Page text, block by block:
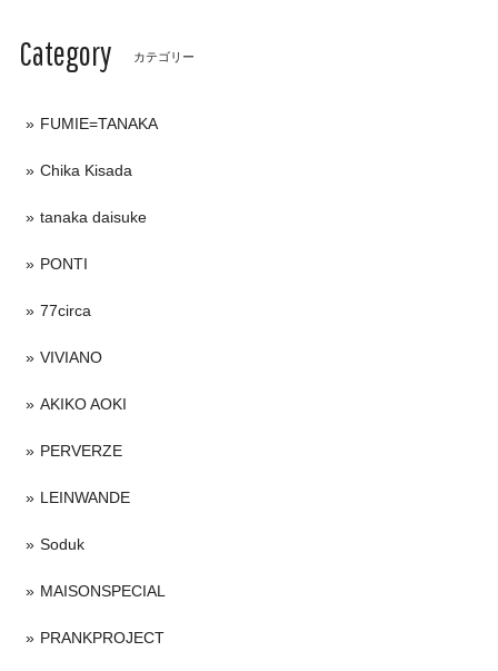
Category カテゴリー
FUMIE=TANAKA
Chika Kisada
tanaka daisuke
PONTI
77circa
VIVIANO
AKIKO AOKI
PERVERZE
LEINWANDE
Soduk
MAISONSPECIAL
PRANKPROJECT